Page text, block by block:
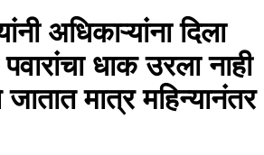
अधिकाऱ्यांना दिला
पवारांचा धाक उरला नाही
मात्र महिन्यानंतर